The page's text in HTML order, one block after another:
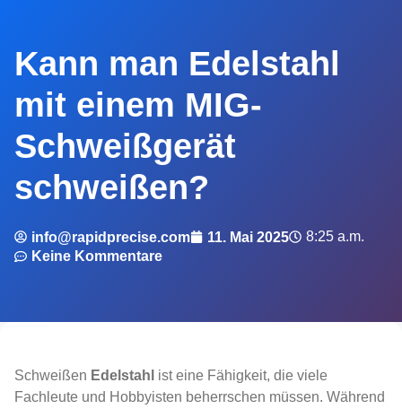
Kann man Edelstahl
mit einem MIG-
Schweißgerät
schweißen?
info@rapidprecise.com 11. Mai 2025
8:25 a.m.
Keine Kommentare
Schweißen Edelstahl ist eine Fähigkeit, die viele
Fachleute und Hobbyisten beherrschen müssen. Während